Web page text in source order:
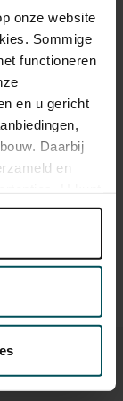
onze website
Sommige
functioneren
en u gericht
Daarbij
en
kunt u uw
dit concert
je jonger dan
tevoren via de
over
bestelling. Wilt